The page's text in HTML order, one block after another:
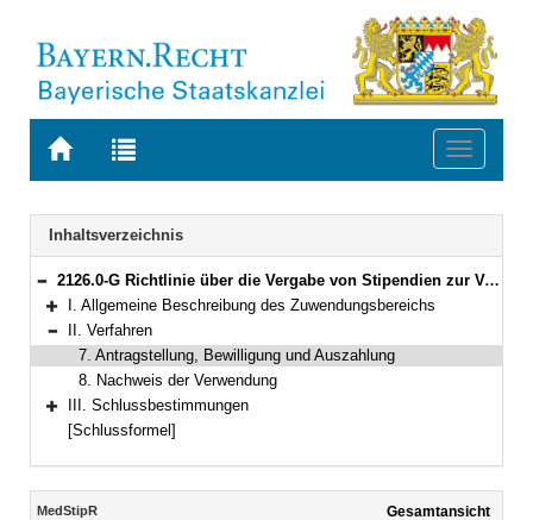
Zur
BAYERN.RECHT
Zur
letzten
Suche
Toggle
Navigation
Inhaltsverzeichnis
Bereich reduzieren
2126.0-G Richtlinie über die Vergabe von Stipendien zur Verbesserung der medizinischen Versorgung im ländlichen Raum in Bayern (Medizinstipendienrichtlinie – MedStipR) Bekanntmachung des Bayerischen Staatsministeriums für Gesundheit und Pflege vom 7. Dezember 2021, Az. 32h-G8060-2017/13-112 (BayMBl. Nr. 958)
Bereich erweitern
I. Allgemeine Beschreibung des Zuwendungsbereichs
Bereich reduzieren
II. Verfahren
7. Antragstellung, Bewilligung und Auszahlung
8. Nachweis der Verwendung
Bereich erweitern
III. Schlussbestimmungen
[Schlussformel]
Inhalt
MedStipR
Gesamtansicht